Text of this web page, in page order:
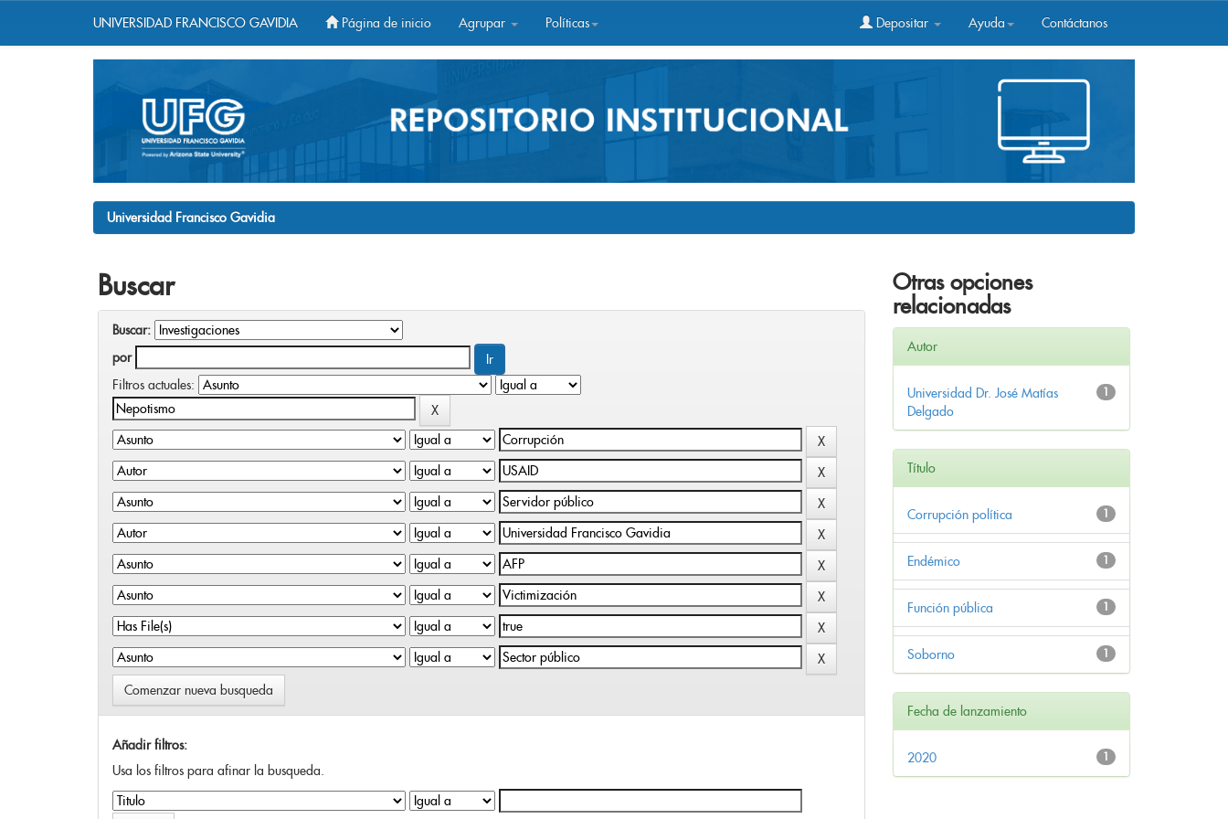
UNIVERSIDAD FRANCISCO GAVIDIA Página de inicio Agrupar Políticas Depositar Ayuda Contáctanos
Universidad Francisco Gavidia
Buscar
Buscar:
por
Filtros actuales:
Comenzar nueva busqueda
Añadir filtros:
Usa los filtros para afinar la busqueda.
Otras opciones
relacionadas
Autor
1
Universidad Dr. José Matías
Delgado
Título
1
Corrupción política
1
Endémico
1
Función pública
1
Soborno
Fecha de lanzamiento
1
2020